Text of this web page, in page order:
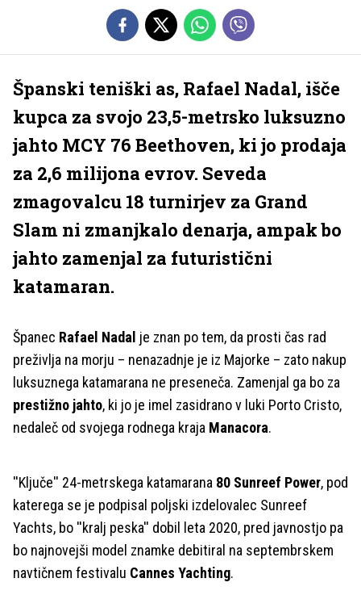
Španski teniški as, Rafael Nadal, išče
kupca za svojo 23,5-metrsko luksuzno
jahto MCY 76 Beethoven, ki jo prodaja
za 2,6 milijona evrov. Seveda
zmagovalcu 18 turnirjev za Grand
Slam ni zmanjkalo denarja, ampak bo
jahto zamenjal za futuristični
katamaran.
Španec Rafael Nadal je znan po tem, da prosti čas rad
preživlja na morju – nenazadnje je iz Majorke – zato nakup
luksuznega katamarana ne preseneča. Zamenjal ga bo za
prestižno jahto, ki jo je imel zasidrano v luki Porto Cristo,
nedaleč od svojega rodnega kraja Manacora.
''Ključe'' 24-metrskega katamarana 80 Sunreef Power, pod
katerega se je podpisal poljski izdelovalec Sunreef
Yachts, bo ''kralj peska'' dobil leta 2020, pred javnostjo pa
bo najnovejši model znamke debitiral na septembrskem
navtičnem festivalu Cannes Yachting.